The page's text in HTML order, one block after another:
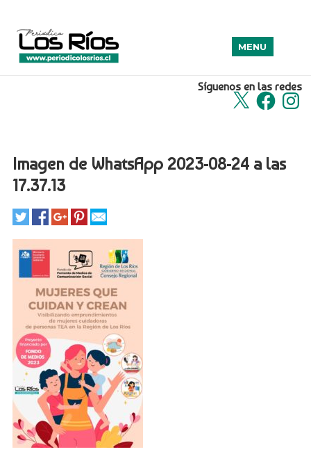
Síguenos en las redes
X Facebook
MENU
Imagen de WhatsApp 2023-08-24 a las
17.37.13